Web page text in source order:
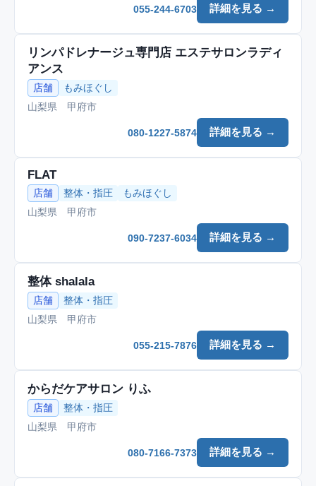
詳細を見る →
055-244-6703
リンパドレナージュ専門店 エステサロンラディ
アンス
店舗
もみほぐし
山梨県 甲府市
詳細を見る →
080-1227-5874
FLAT
店舗 整体・指圧
もみほぐし
山梨県 甲府市
詳細を見る →
090-7237-6034
整体 shalala
店舗
整体・指圧
山梨県 甲府市
詳細を見る →
055-215-7876
からだケアサロン りふ
店舗
整体・指圧
山梨県 甲府市
詳細を見る →
080-7166-7373